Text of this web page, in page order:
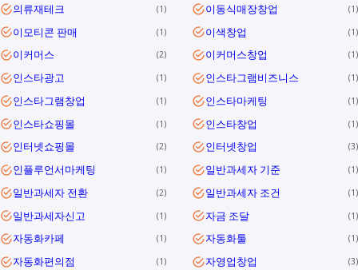
의류재테크 1 이동식매장창업 1
이모티콘 판매 1 이색창업 1
이커머스 2 이커머스창업 1
인스타광고 1 인스타그램비즈니스 1
인스타그램창업 1 인스타마케팅 1
인스타쇼핑몰 1 인스타창업 1
인터넷쇼핑몰 2 인터넷창업 3
인플루언서마케팅 1 일반과세자 기준 1
일반과세자 전환 2 일반과세자 조건 1
일반과세자신고 1 자금 조달 1
자동화카페 1 자동화툴 1
자동화편의점 1 자영업창업 3